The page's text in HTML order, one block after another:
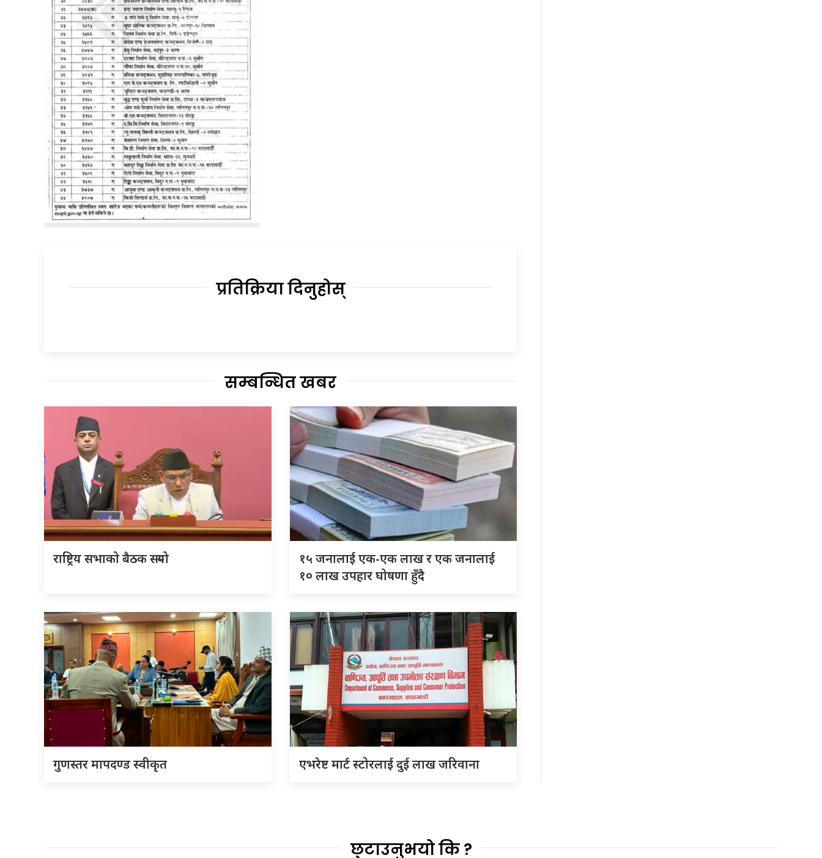
प्रतिक्रिया दिनुहोस्
सम्बन्धित खबर
राष्ट्रिय सभाको बैठक सर्‍यो
१५ जनालाई एक-एक लाख र एक जनालाई
१० लाख उपहार घोषणा हुँदै
गुणस्तर मापदण्ड स्वीकृत एभरेष्ट मार्ट स्टोरलाई दुई लाख जरिवाना
छुटाउनुभयो कि ?